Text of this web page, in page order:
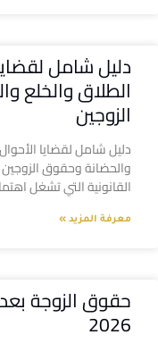
دليل شامل
الطلاق والخلع
الزوجين
دليل شامل لقضايا
والحضانة وحقوق الزوجين
القانونية التي تشغل
معرفة المزيد »
حقوق الزوجة
2026